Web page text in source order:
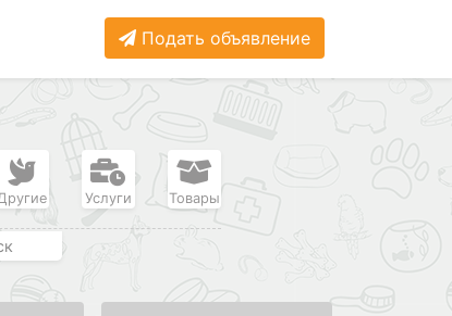
Подать объявление
Услуги Товары